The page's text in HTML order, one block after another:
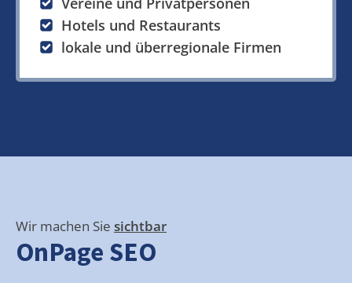
Hotels und Restaurants
lokale und überregionale Firmen
Wir machen Sie sichtbar
OnPage SEO